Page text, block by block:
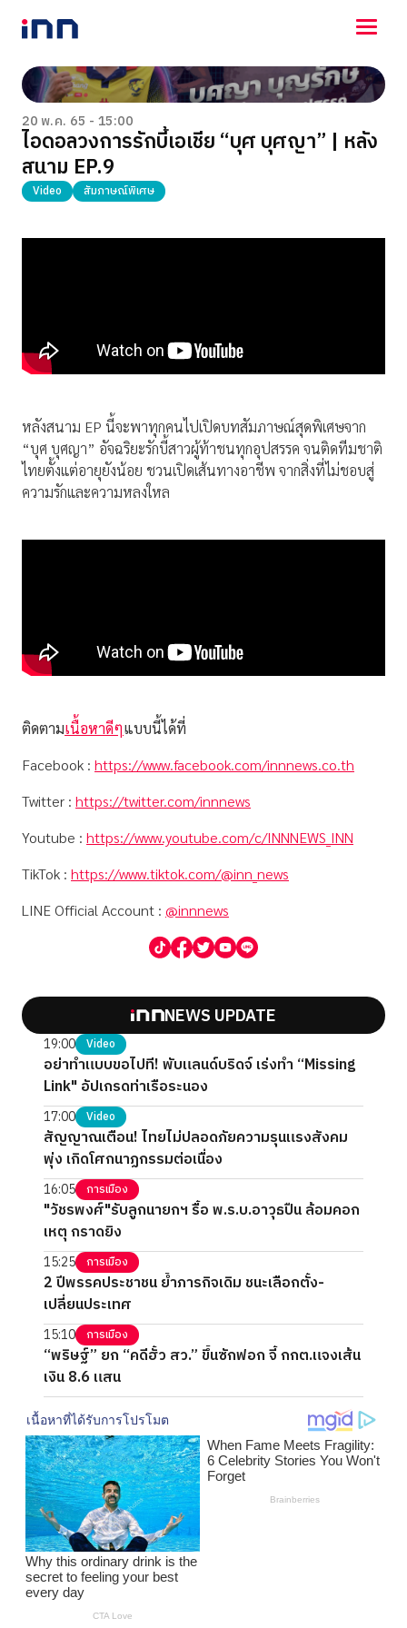
NEWS
ENTERTAINMENT
LIFESTYLE
HOROSCOPE
LOTTERY
VIDEO
20 พ.ค. 65 - 15:00
ไอดอลวงการรักบี้เอเชีย “บุศ บุศญา” | หลัง
สนาม EP.9
Video สัมภาษณ์พิเศษ
หลังสนาม EP นี้จะพาทุกคนไปเปิดบทสัมภาษณ์สุดพิเศษจาก
“บุศ บุศญา” อัจฉริยะรักบี้สาวผู้ท้าชนทุกอุปสรรค จนติดทีมชาติ
ไทยตั้งแต่อายุยังน้อย ชวนเปิดเส้นทางอาชีพ จากสิ่งที่ไม่ชอบสู่
ความรักและความหลงใหล
ติดตามเนื้อหาดีๆแบบนี้ได้ที่
Facebook : https://www.facebook.com/innnews.co.th
Twitter : https://twitter.com/innnews
Youtube : https://www.youtube.com/c/INNNEWS_INN
TikTok : https://www.tiktok.com/@inn_news
LINE Official Account : @innnews
NEWS UPDATE
19:00 Video
อย่าทำแบบขอไปที! พับแลนด์บริดจ์ เร่งทำ “Missing
Link" อัปเกรดท่าเรือระนอง
17:00 Video
สัญญาณเตือน! ไทยไม่ปลอดภัยความรุนแรงสังคม
พุ่ง เกิดโศกนาฏกรรมต่อเนื่อง
16:05 การเมือง
"วัชรพงศ์"รับลูกนายกฯ รื้อ พ.ร.บ.อาวุธปืน ล้อมคอก
เหตุ กราดยิง
15:25 การเมือง
2 ปีพรรคประชาชน ย้ำภารกิจเดิม ชนะเลือกตั้ง-
เปลี่ยนประเทศ
15:10 การเมือง
“พริษฐ์” ยก “คดีฮั้ว สว.” ขึ้นซักฟอก จี้ กกต.แจงเส้น
เงิน 8.6 แสน